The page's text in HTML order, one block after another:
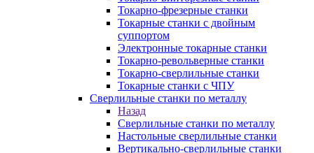
Токарно-фрезерные станки
Токарные станки с двойным
суппортом
Электронные токарные станки
Токарно-револьверные станки
Токарно-сверлильные станки
Токарные станки с ЧПУ
Сверлильные станки по металлу
Назад
Сверлильные станки по металлу
Настольные сверлильные станки
Вертикально-сверлильные станки